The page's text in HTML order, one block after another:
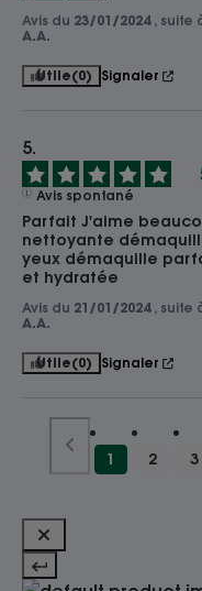
Avis du 23/01/2024 , suite
A.A.
Utile(0) Signaler
Avis spontané
Parfait J'aime
nettoyante
yeux démaquille
et hydratée
Avis du 21/01/2024 , suite
A.A.
Utile(0) Signaler
1 2 3